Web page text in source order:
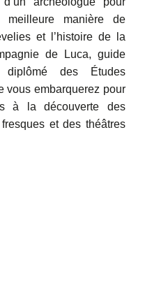
meilleure manière de
et l’histoire de la
de Luca, guide
des Études
vous embarquerez pour
à la découverte des
et des théâtres